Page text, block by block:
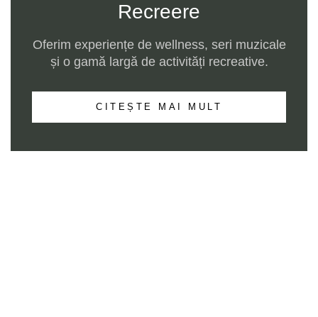
Recreere
Oferim experiențe de wellness, seri muzicale
și o gamă largă de activități recreative.
CITEȘTE MAI MULT